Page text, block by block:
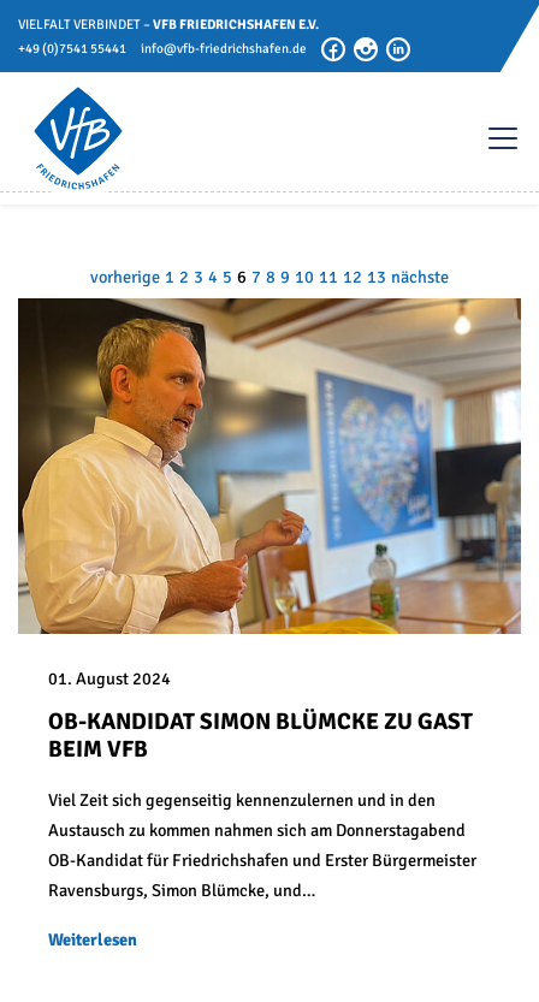
VIELFALT VERBINDET –VFB FRIEDRICHSHAFEN E.V.
+49 (0)7541 55441
info@vfb-friedrichshafen.de
vorherige 1 2 3 4 5 6 7 8 9 10 11 12 13 nächste
01. August 2024
OB-KANDIDAT SIMON BLÜMCKE ZU GAST
BEIM VFB
Viel Zeit sich gegenseitig kennenzulernen und in den
Austausch zu kommen nahmen sich am Donnerstagabend
OB-Kandidat für Friedrichshafen und Erster Bürgermeister
Ravensburgs, Simon Blümcke, und…
Weiterlesen